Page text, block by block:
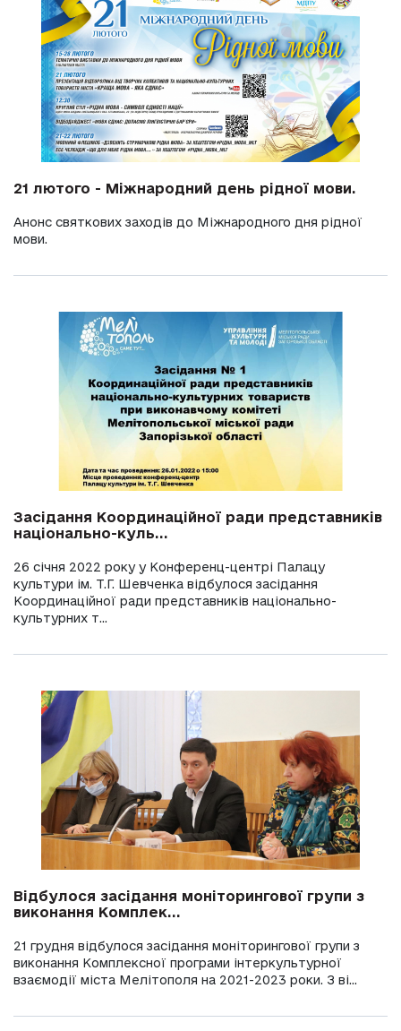
21 лютого - Міжнародний день рідної мови.
Анонс святкових заходів до Міжнародного дня рідної
мови.
Засідання Координаційної ради представників
національно-куль...
26 січня 2022 року у Конференц-центрі Палацу
культури ім. Т.Г. Шевченка відбулося засідання
Координаційної ради представників національно-
культурних т...
Відбулося засідання моніторингової групи з
виконання Комплек...
21 грудня відбулося засідання моніторингової групи з
виконання Комплексної програми інтеркультурної
взаємодії міста Мелітополя на 2021-2023 роки. З ві...